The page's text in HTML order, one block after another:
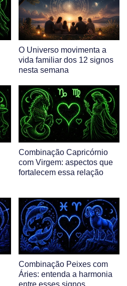
O Universo movimenta a
vida familiar dos 12 signos
nesta semana
Combinação Capricórnio
com Virgem: aspectos que
fortalecem essa relação
Combinação Peixes com
Áries: entenda a harmonia
entre esses signos